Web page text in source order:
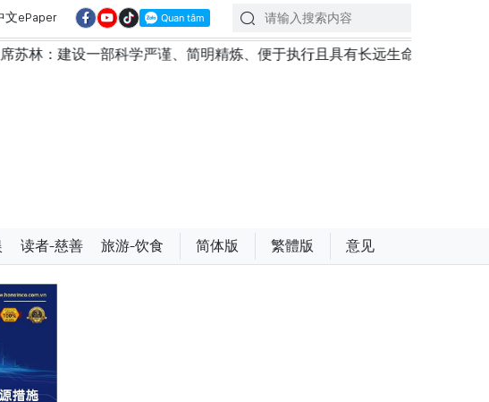
文ePaper
科学严谨、简明精炼、便于执行且具有长远生命力的党章
读者-慈善 旅游-饮食 简体版 繁體版 意见